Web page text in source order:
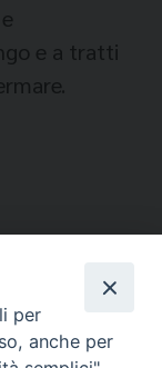
e a tratti
per
anche per